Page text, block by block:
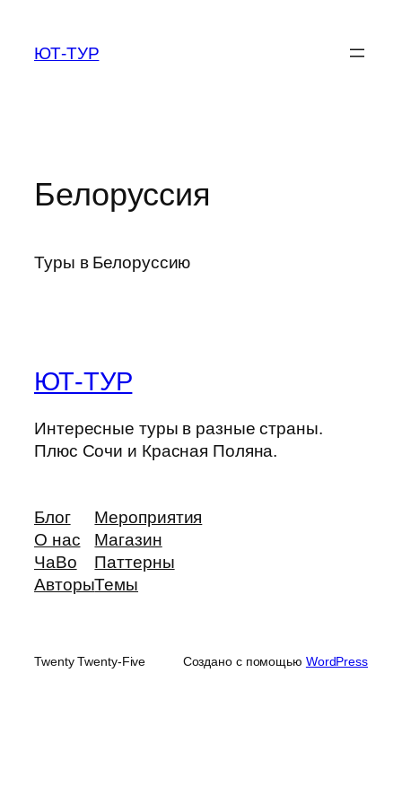
содержимому
ЮТ-ТУР
Белоруссия
Туры в Белоруссию
ЮТ-ТУР
Интересные туры в разные страны.
Плюс Сочи и Красная Поляна.
Блог
О нас
ЧаВо
Авторы
Мероприятия
Магазин
Паттерны
Темы
Twenty Twenty-Five Создано с помощью WordPress